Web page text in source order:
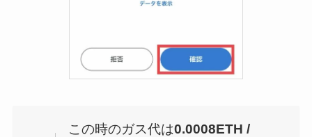
この時のガス代は0.0008ETH /